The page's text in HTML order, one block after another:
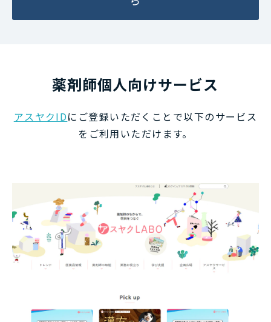
薬剤師個人向けサービス
アスヤクIDにご登録いただくことで以下のサービス
をご利用いただけます。